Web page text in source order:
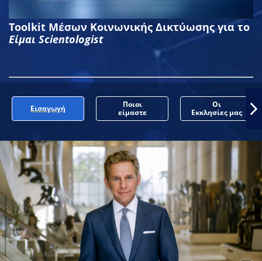
Toolkit Μέσων Κοινωνικής Δικτύωσης για το
Είμαι Scientologist
Εισαγωγή
Ποιοι
είμαστε
Οι
Εκκλησίες μας